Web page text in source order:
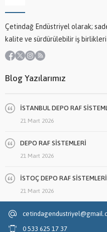
Çetindağ Endüstriyel olarak;
kalite ve sürdürülebilir iş birlikleri
Blog Yazılarımız
İSTANBUL DEPO RAF
21 Mart 2026
DEPO RAF SİSTEMLERİ
21 Mart 2026
İSTOÇ DEPO RAF SİSTEMLERİ
21 Mart 2026
0 533 625 17 37